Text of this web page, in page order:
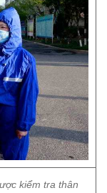
kiểm tra thân